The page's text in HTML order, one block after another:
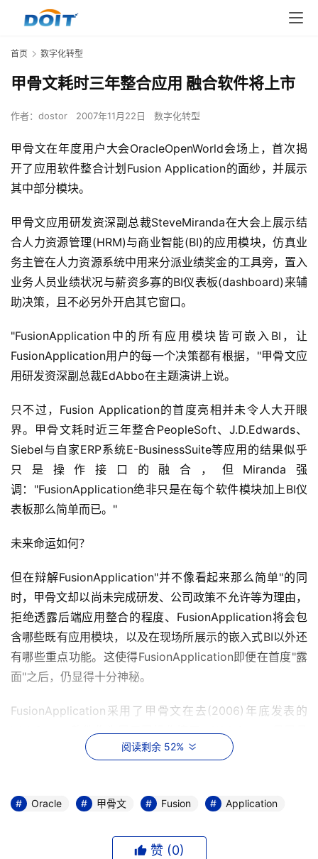
首页 数字化转型
甲骨文耗时三年整合应用 融合软件将上市
作者： dostor 2007年11月22日 数字化转型
甲骨文在年度用户大会OracleOpenWorld会场上，首次揭
开了应用软件整合计划Fusion Application的面纱，并展示
其中部分模块。
甲骨文应用研发资深副总裁SteveMiranda在大会上展示结
合人力资源管理(HRM)与商业智能(BI)的应用模块，仿真业
务主管在人力资源系统中用来分派业绩奖金的工具旁，置入
业务人员业绩状况与薪资多寡的BI仪表板(dashboard)来辅
助决策，且不必另外开启其它窗口。
"FusionApplication中的所有应用模块皆可嵌入BI，让
FusionApplication用户的每一个决策都有根据，"甲骨文应
用研发资深副总裁EdAbbo在主题演讲上说。
只不过，Fusion Application的首度亮相并未令人大开眼
界。甲骨文耗时近三年整合PeopleSoft、J.D.Edwards、
Siebel与自家ERP系统E-BusinessSuite等应用的结果似乎
只是操作接口的融合，但Miranda强
调："FusionApplication绝非只是在每个软件模块加上BI仪
表板那么简单而已。"
未来命运如何？
但在辩解FusionApplication"并不像看起来那么简单"的同
时，甲骨文却以尚未完成研发、公司政策不允许等为理由，
拒绝透露后端应用整合的程度、FusionApplication将会包
含哪些既有应用模块，以及在现场所展示的嵌入式BI以外还
有哪些重点功能。这使得FusionApplication即便在首度"露
面"之后，仍显得十分神秘。
FusionApplication采用了甲骨文在去(2006)年底发表的
WebCenter软件作为展示层操作接口。WebCenter是甲骨
文提供企业创建Web2.0形式操作接口的软件，采用Ajax技
便将采用WebCenter作为标准的操作接口，让用户能自主
及来自外部的软件或信息，如RSS订阅与Google工具等，
阅读剩余 52%
Oracle 甲骨文 Fusion Application
赞 (0)